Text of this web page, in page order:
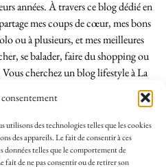
utilisons des technologies telles que les cookies
des appareils. Le fait de consentir à ces
telles que le comportement de
fait de ne pas consentir ou de retirer son
années. À travers ce blog dédié en
mes coups de cœur, mes bons
ou à plusieurs, et mes meilleures
se balader, faire du shopping ou
cherchez un blog lifestyle à La
Vous êtes au bon endroit. Que vous
dans notre belle ville, j’espère que mes
La Rochelle comme un·e vrai·e
!